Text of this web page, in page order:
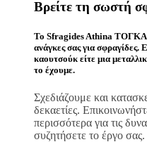
Βρείτε τη σωστή
Το Sfragides Athina
ανάγκες σας για σφραγίδες.
καουτσούκ είτε μια
το έχουμε.
Σχεδιάζουμε και
δεκαετίες.
περισσότερα για τις
συζητήσετε το έργο σας.